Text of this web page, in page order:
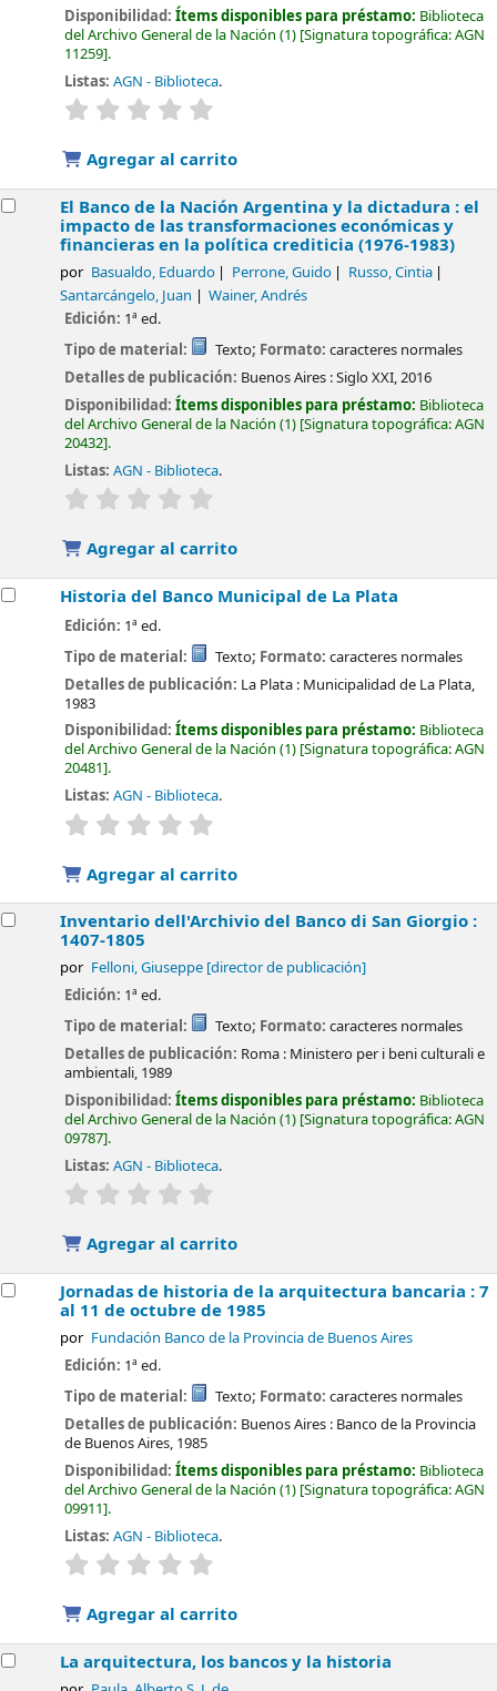
Disponibilidad:Ítems disponibles para préstamo: Biblioteca
del Archivo General de la Nación (1) Signatura topográfica:AGN
11259 .
Listas: AGN - Biblioteca.
valoración
Agregar al carrito
El Banco de la Nación Argentina y la dictadura : el
impacto de las transformaciones económicas y
financieras en la política crediticia (1976-1983)
por Basualdo, Eduardo Perrone, Guido
Russo, Cintia
Santarcángelo, Juan
Wainer, Andrés
Edición: 1ª ed.
Tipo de material:
Texto; Formato: caracteres normales
Detalles de publicación: Buenos Aires :Siglo XXI,2016
Disponibilidad:Ítems disponibles para préstamo: Biblioteca
del Archivo General de la Nación (1) Signatura topográfica:AGN
20432 .
Listas: AGN - Biblioteca.
valoración
Agregar al carrito
Historia del Banco Municipal de La Plata
Edición: 1ª ed.
Tipo de material:
Texto; Formato: caracteres normales
Detalles de publicación: La Plata : Municipalidad de La Plata,
1983
Disponibilidad:Ítems disponibles para préstamo: Biblioteca
del Archivo General de la Nación (1) Signatura topográfica:AGN
20481 .
Listas: AGN - Biblioteca.
valoración
Agregar al carrito
Inventario dell'Archivio del Banco di San Giorgio :
1407-1805
por Felloni, Giuseppe[director de publicación]
Edición: 1ª ed.
Tipo de material:
Texto; Formato: caracteres normales
Detalles de publicación: Roma : Ministero per i beni culturali e
ambientali, 1989
Disponibilidad:Ítems disponibles para préstamo: Biblioteca
del Archivo General de la Nación (1) Signatura topográfica:AGN
09787 .
Listas: AGN - Biblioteca.
valoración
Agregar al carrito
Jornadas de historia de la arquitectura bancaria : 7
al 11 de octubre de 1985
por Fundación Banco de la Provincia de Buenos Aires
Edición: 1ª ed.
Tipo de material:
Texto; Formato: caracteres normales
Detalles de publicación: Buenos Aires : Banco de la Provincia
de Buenos Aires, 1985
Disponibilidad:Ítems disponibles para préstamo: Biblioteca
del Archivo General de la Nación (1) Signatura topográfica:AGN
09911 .
Listas: AGN - Biblioteca.
valoración
Agregar al carrito
La arquitectura, los bancos y la historia